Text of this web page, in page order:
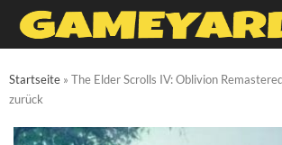
Startseite » The Elder Scrolls IV: Oblivion
zurück